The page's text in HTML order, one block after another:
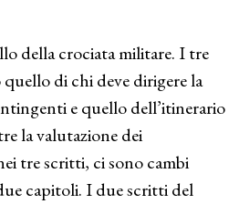
della crociata militare. I tre
di chi deve dirigere la
e quello dell’itinerario
la valutazione dei
tre scritti, ci sono cambi
capitoli. I due scritti del